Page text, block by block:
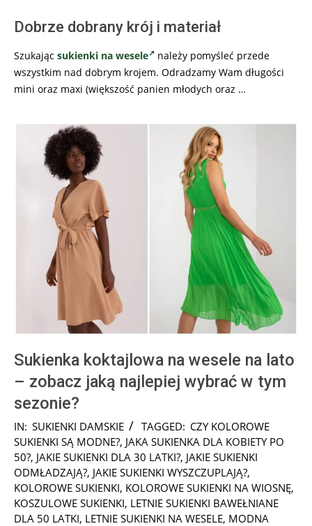
Dobrze dobrany krój i materiał
Szukając sukienki na wesele
należy pomyśleć przede
wszystkim nad dobrym krojem. Odradzamy Wam długości
mini oraz maxi (większość panien młodych oraz …
Sukienka koktajlowa na wesele na lato
– zobacz jaką najlepiej wybrać w tym
sezonie?
2026-
05-
28
IN: SUKIENKI DAMSKIE TAGGED: CZY KOLOROWE
SUKIENKI SĄ MODNE?, JAKA SUKIENKA DLA KOBIETY PO
50?, JAKIE SUKIENKI DLA 30 LATKI?, JAKIE SUKIENKI
ODMŁADZAJĄ?, JAKIE SUKIENKI WYSZCZUPLAJĄ?,
KOLOROWE SUKIENKI, KOLOROWE SUKIENKI NA WIOSNĘ,
KOSZULOWE SUKIENKI, LETNIE SUKIENKI BAWEŁNIANE
DLA 50 LATKI, LETNIE SUKIENKI NA WESELE, MODNA